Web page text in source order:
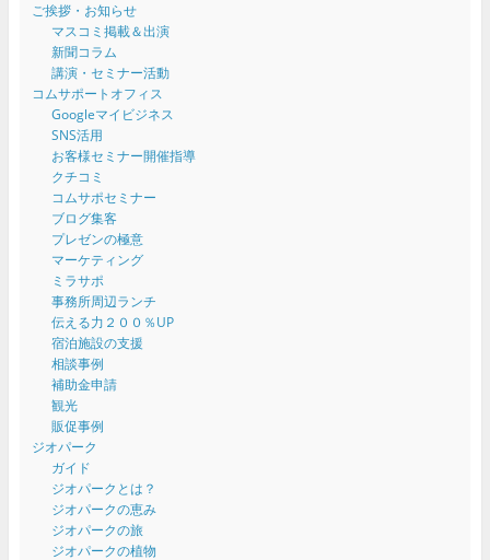
ご挨拶・お知らせ
マスコミ掲載＆出演
新聞コラム
講演・セミナー活動
コムサポートオフィス
Googleマイビジネス
SNS活用
お客様セミナー開催指導
クチコミ
コムサポセミナー
ブログ集客
プレゼンの極意
マーケティング
ミラサポ
事務所周辺ランチ
伝える力２００％UP
宿泊施設の支援
相談事例
補助金申請
観光
販促事例
ジオパーク
ガイド
ジオパークとは？
ジオパークの恵み
ジオパークの旅
ジオパークの植物